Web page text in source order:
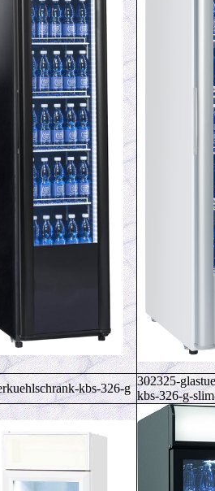
kbs-326-g
302325-
kbs-326-g-